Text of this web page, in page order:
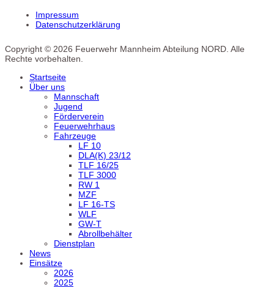
Impressum
Datenschutzerklärung
Copyright © 2026 Feuerwehr Mannheim Abteilung NORD. Alle
Rechte vorbehalten.
Startseite
Über uns
Mannschaft
Jugend
Förderverein
Feuerwehrhaus
Fahrzeuge
LF 10
DLA(K) 23/12
TLF 16/25
TLF 3000
RW 1
MZF
LF 16-TS
WLF
GW-T
Abrollbehälter
Dienstplan
News
Einsätze
2026
2025